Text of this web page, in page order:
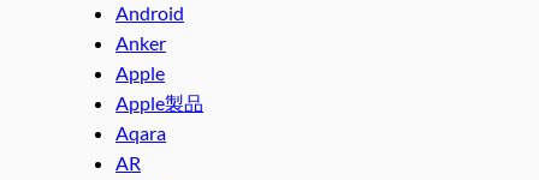
Android
Anker
Apple
Apple製品
Aqara
AR